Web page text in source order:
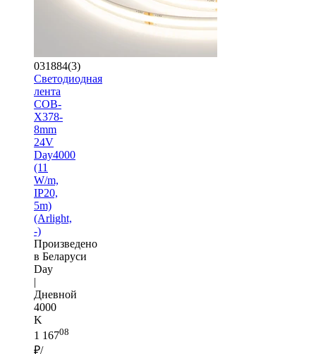
031884(3)
Светодиодная
лента
COB-
X378-
8mm
24V
Day4000
(11
W/m,
IP20,
5m)
(Arlight,
-)
Произведено
в Беларуси
Day
|
Дневной
4000
K
1 16708
₽/